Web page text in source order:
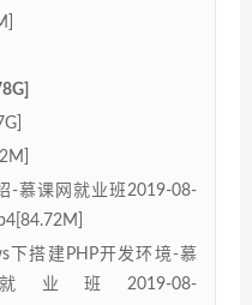
-慕课网就业班2019-08-
下搭建PHP开发环境-慕
业班2019-08-